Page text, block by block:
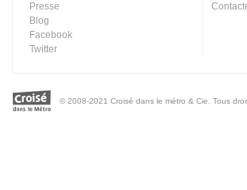
Presse
Blog
Facebook
Twitter
© 2008-2021 Croisé dans le métro & Cie. Tous